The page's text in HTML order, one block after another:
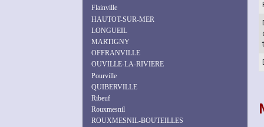
Flainville
HAUTOT-SUR-MER
LONGUEIL
MARTIGNY
OFFRANVILLE
OUVILLE-LA-RIVIERE
Pourville
QUIBERVILLE
Ribeuf
Rouxmesnil
ROUXMESNIL-BOUTEILLES